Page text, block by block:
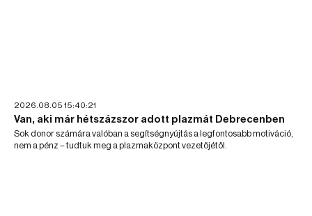
2026.08.05 15:40:21
Van, aki már hétszázszor adott plazmát Debrecenben
Sok donor számára valóban a segítségnyújtás a legfontosabb motiváció,
nem a pénz – tudtuk meg a plazmaközpont vezetőjétől.